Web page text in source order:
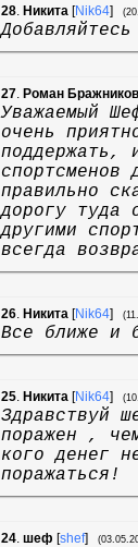
28. Никита [Nik64]
27. Роман Бражников
Уважаемый
очень
поддержать,
спортсменов
правильно
дорогу туда
другими
всегда
26. Никита [Nik64]
Все ближе и
25. Никита [Nik64]
Здравствуй
поражен ,
кого денег
поражаться!
24. шеф [shef]